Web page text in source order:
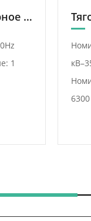
XGN7-12 Стационарное Распределительное Устройство В Металлическом Корпусе Коробчатого Типа
1